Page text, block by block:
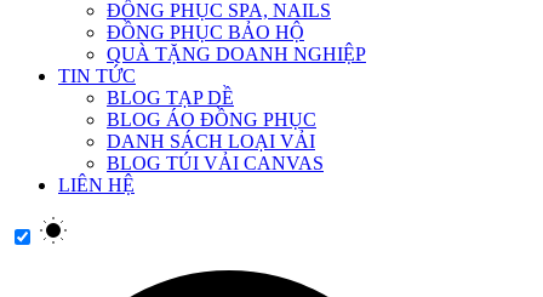
ĐỒNG PHỤC SPA, NAILS
ĐỒNG PHỤC BẢO HỘ
QUÀ TẶNG DOANH NGHIỆP
TIN TỨC
BLOG TẠP DỀ
BLOG ÁO ĐỒNG PHỤC
DANH SÁCH LOẠI VẢI
BLOG TÚI VẢI CANVAS
LIÊN HỆ